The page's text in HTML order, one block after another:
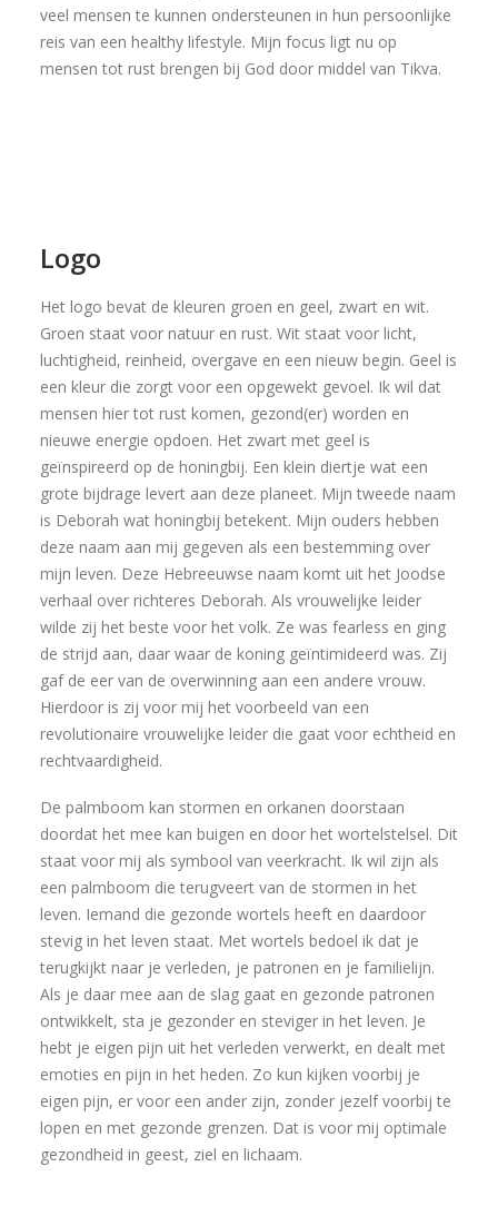
veel mensen te kunnen ondersteunen in hun persoonlijke
reis van een healthy lifestyle. Mijn focus ligt nu op
mensen tot rust brengen bij God door middel van Tikva.
Logo
Het logo bevat de kleuren groen en geel, zwart en wit.
Groen staat voor natuur en rust. Wit staat voor licht,
luchtigheid, reinheid, overgave en een nieuw begin. Geel is
een kleur die zorgt voor een opgewekt gevoel. Ik wil dat
mensen hier tot rust komen, gezond(er) worden en
nieuwe energie opdoen. Het zwart met geel is
geïnspireerd op de honingbij. Een klein diertje wat een
grote bijdrage levert aan deze planeet. Mijn tweede naam
is Deborah wat honingbij betekent. Mijn ouders hebben
deze naam aan mij gegeven als een bestemming over
mijn leven. Deze Hebreeuwse naam komt uit het Joodse
verhaal over richteres Deborah. Als vrouwelijke leider
wilde zij het beste voor het volk. Ze was fearless en ging
de strijd aan, daar waar de koning geïntimideerd was. Zij
gaf de eer van de overwinning aan een andere vrouw.
Hierdoor is zij voor mij het voorbeeld van een
revolutionaire vrouwelijke leider die gaat voor echtheid en
rechtvaardigheid.
De palmboom kan stormen en orkanen doorstaan
doordat het mee kan buigen en door het wortelstelsel. Dit
staat voor mij als symbool van veerkracht. Ik wil zijn als
een palmboom die terugveert van de stormen in het
leven. Iemand die gezonde wortels heeft en daardoor
stevig in het leven staat. Met wortels bedoel ik dat je
terugkijkt naar je verleden, je patronen en je familielijn.
Als je daar mee aan de slag gaat en gezonde patronen
ontwikkelt, sta je gezonder en steviger in het leven. Je
hebt je eigen pijn uit het verleden verwerkt, en dealt met
emoties en pijn in het heden. Zo kun kijken voorbij je
eigen pijn, er voor een ander zijn, zonder jezelf voorbij te
lopen en met gezonde grenzen. Dat is voor mij optimale
gezondheid in geest, ziel en lichaam.